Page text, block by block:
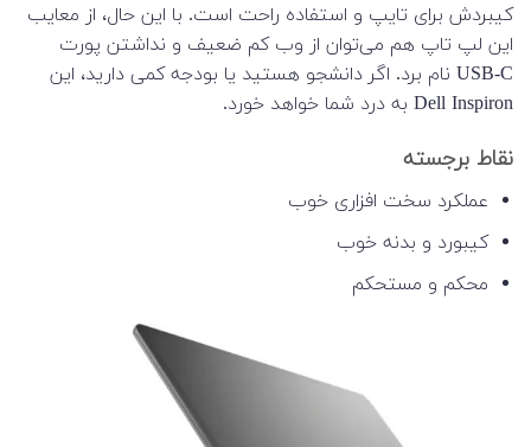
کیبردش برای تایپ و استفاده راحت است. با این حال، از معایب
این لپ تاپ هم می‌توان از وب کم ضعیف و نداشتن پورت
USB-C نام برد. اگر دانشجو هستید یا بودجه کمی دارید، این
Dell Inspiron به درد شما خواهد خورد.
نقاط برجسته
عملکرد سخت افزاری خوب
کیبورد و بدنه خوب
محکم و مستحکم